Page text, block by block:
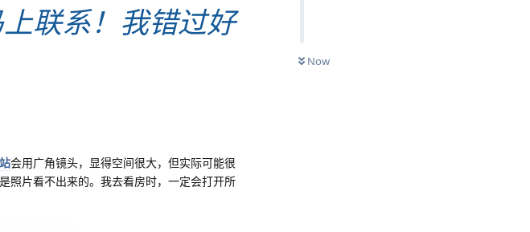
Now
联系！我错过好
会用广角镜头，显得空间很大，但实际可能很
照片看不出来的。我去看房时，一定会打开所